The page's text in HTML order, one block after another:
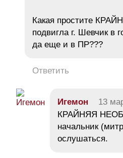
Какая простите
подвигла г. Шевчик в
да еще и в ПР???
Ответить
Игемон 13
КРАЙНЯЯ
начальник
ослушаться.